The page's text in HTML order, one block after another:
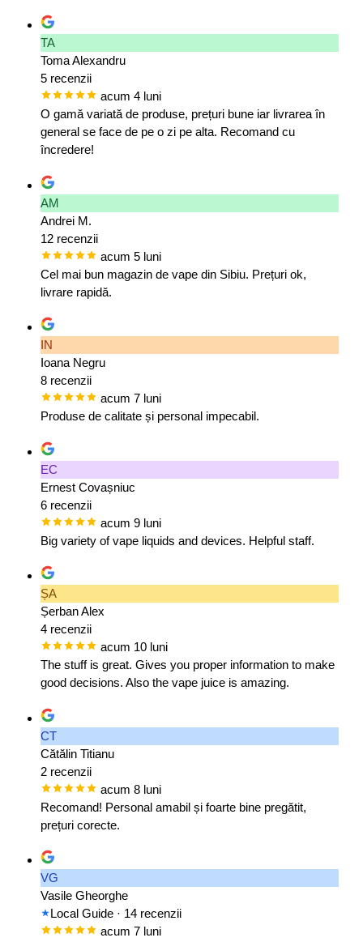
TA
Toma Alexandru
5 recenzii
acum 4 luni
O gamă variată de produse, prețuri bune iar livrarea în
general se face de pe o zi pe alta. Recomand cu
încredere!
AM
Andrei M.
12 recenzii
acum 5 luni
Cel mai bun magazin de vape din Sibiu. Prețuri ok,
livrare rapidă.
IN
Ioana Negru
8 recenzii
acum 7 luni
Produse de calitate și personal impecabil.
EC
Ernest Covașniuc
6 recenzii
acum 9 luni
Big variety of vape liquids and devices. Helpful staff.
ȘA
Șerban Alex
4 recenzii
acum 10 luni
The stuff is great. Gives you proper information to make
good decisions. Also the vape juice is amazing.
CT
Cătălin Titianu
2 recenzii
acum 8 luni
Recomand! Personal amabil și foarte bine pregătit,
prețuri corecte.
VG
Vasile Gheorghe
Local Guide · 14 recenzii
acum 7 luni